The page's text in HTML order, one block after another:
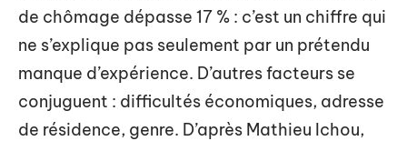
de chômage dépasse 17 % : c’est un chiffre qui
ne s’explique pas seulement par un prétendu
manque d’expérience. D’autres facteurs se
conjuguent : difficultés économiques, adresse
de résidence, genre. D’après Mathieu Ichou,